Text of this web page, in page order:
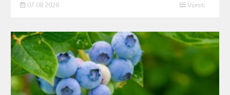
07.08.2026 Vijesti